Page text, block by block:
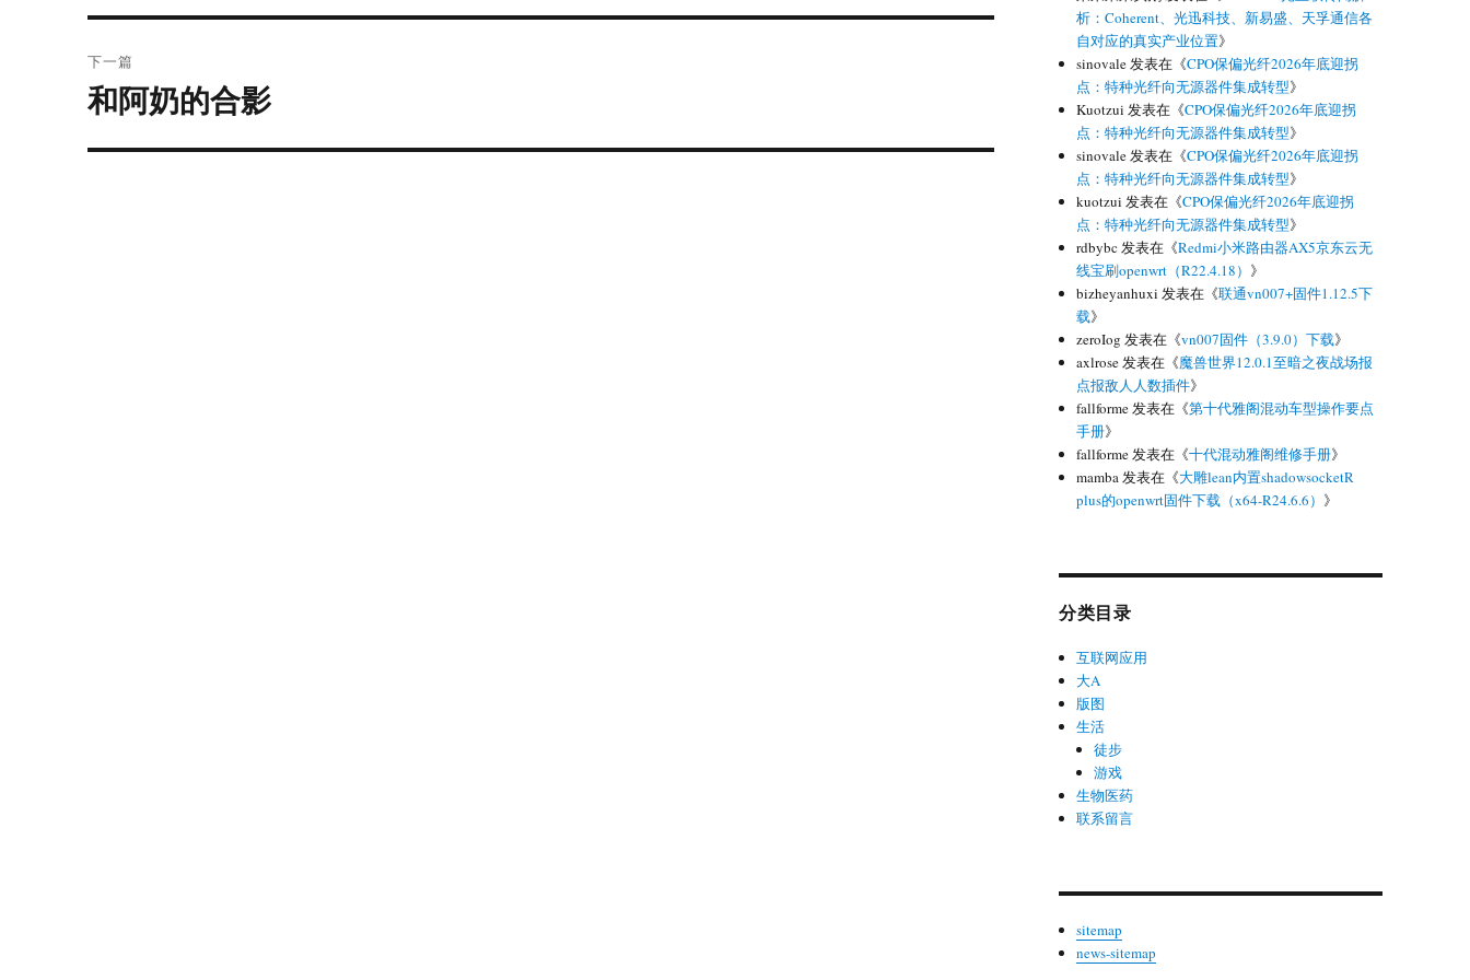
文
下一篇
下
篇
文
和阿奶的合影
析：Coherent、光迅科技、新易盛、天孚通信各
自对应的真实产业位置》
sinovale发表在《CPO保偏光纤2026年底迎拐
点：特种光纤向无源器件集成转型》
Kuotzui 发表在《CPO保偏光纤2026年底迎拐
点：特种光纤向无源器件集成转型》
sinovale发表在《CPO保偏光纤2026年底迎拐
点：特种光纤向无源器件集成转型》
kuotzui 发表在《CPO保偏光纤2026年底迎拐
点：特种光纤向无源器件集成转型》
rdbybc 发表在《Redmi小米路由器AX5京东云无
线宝刷openwrt（R22.4.18） 》
bizheyanhuxi 发表在《联通vn007+固件1.12.5下
载》
zeroIog 发表在《vn007固件（3.9.0）下载》
axlrose发表在《魔兽世界12.0.1至暗之夜战场报
点报敌人人数插件》
fallforme发表在《第十代雅阁混动车型操作要点
手册》
fallforme发表在《十代混动雅阁维修手册》
mamba发表在《大雕lean内置shadowsocketR
plus的openwrt固件下载（x64-R24.6.6） 》
分类目录
互联网应用
大A
版图
生活
徒步
游戏
生物医药
联系留言
sitemap
news-sitemap